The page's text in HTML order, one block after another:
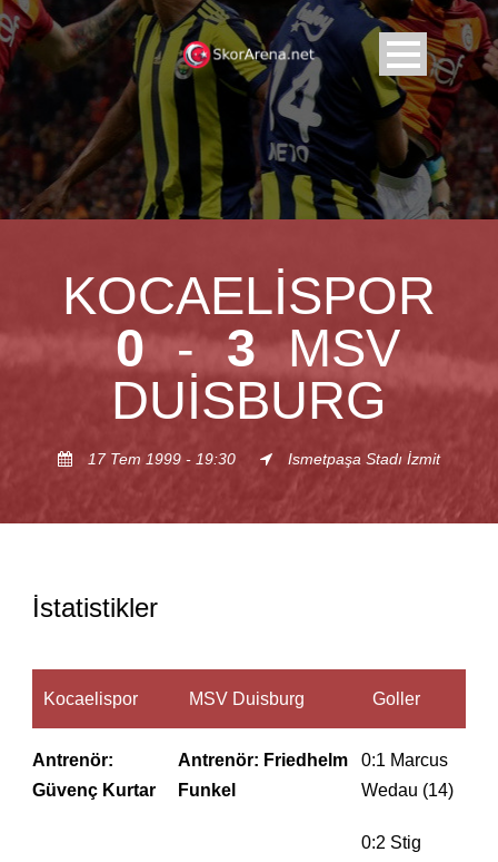
KOCAELISPOR
0 - 3 MSV
DUISBURG
17 Tem 1999 - 19:30 Ismetpaşa Stadı İzmit
İstatistikler
Kocaelispor MSV Duisburg Goller
Antrenör:
Güvenç Kurtar
Antrenör: Friedhelm
Funkel
0:1 Marcus
Wedau (14)
0:2 Stig